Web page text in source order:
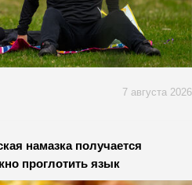
7 августа 2026
намазка получается
проглотить язык